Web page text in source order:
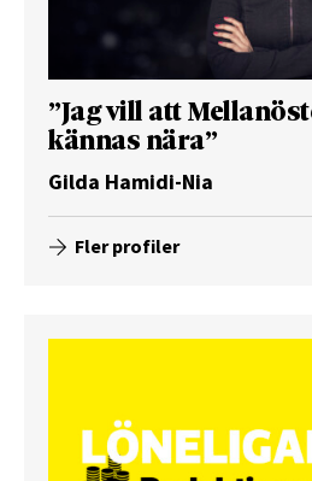
”Jag vill att
kännas nära”
Gilda Hamidi-Nia
Fler profiler